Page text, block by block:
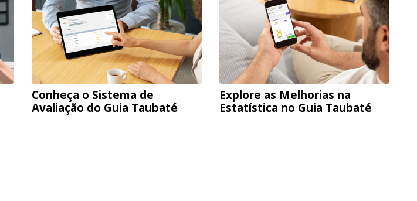
Conheça o Sistema de
Avaliação do Guia Taubaté
Explore as Melhorias na
Estatística no Guia Taubaté